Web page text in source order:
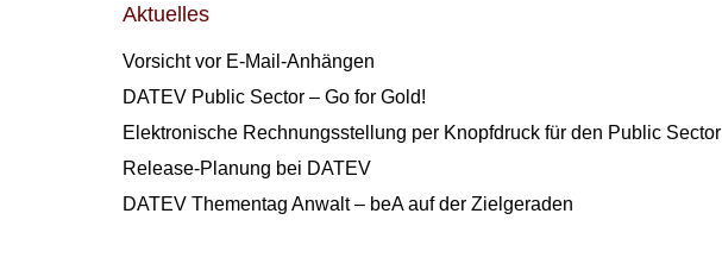
Aktuelles
Vorsicht vor E-Mail-Anhängen
DATEV Public Sector – Go for Gold!
Elektronische Rechnungsstellung per Knopfdruck für den Public Sector
Release-Planung bei DATEV
DATEV Thementag Anwalt – beA auf der Zielgeraden